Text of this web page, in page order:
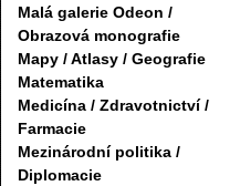
Malá galerie Odeon /
Obrazová monografie
Mapy / Atlasy / Geografie
Matematika
Medicína / Zdravotnictví /
Farmacie
Mezinárodní politika /
Diplomacie